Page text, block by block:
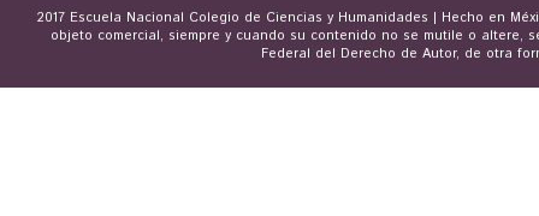
2017 Escuela Nacional Colegio de Ciencias y Humanidades | Hecho en
objeto comercial, siempre y cuando su contenido no se mutile o altere,
Federal del Derecho de Autor, de otra